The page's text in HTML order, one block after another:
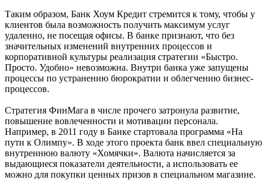
Таким образом, Банк Хоум Кредит стремится к тому, чтобы у
клиентов была возможность получить максимум услуг
удаленно, не посещая офисы. В банке признают, что без
значительных изменений внутренних процессов и
корпоративной культуры реализация стратегии «Быстро.
Просто. Удобно» невозможна. Внутри банка уже запущены
процессы по устранению бюрократии и облегчению бизнес-
процессов.
Стратегия ФинМага в числе прочего затронула развитие,
повышение вовлеченности и мотивации персонала.
Например, в 2011 году в Банке стартовала программа «На
пути к Олимпу». В ходе этого проекта банк ввел специальную
внутреннюю валюту «Хомячки». Валюта начисляется за
выдающиеся показатели деятельности, а использовать ее
можно для покупки ценных призов в специальном магазине.